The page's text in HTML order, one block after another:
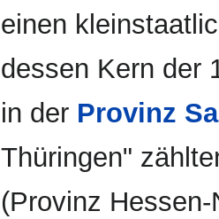
einen
dessen Kern der
in der Provinz
Thüringen"
(Provinz